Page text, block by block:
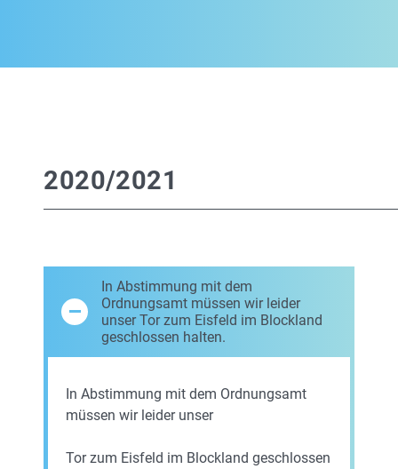
2020/2021
In Abstimmung mit dem
Ordnungsamt müssen wir leider
unser Tor zum Eisfeld im Blockland
geschlossen halten.
In Abstimmung mit dem Ordnungsamt
müssen wir leider unser
Tor zum Eisfeld im Blockland geschlossen